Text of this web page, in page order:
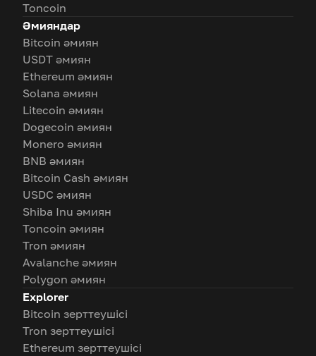
Toncoin
Әмияндар
Bitcoin әмиян
USDT әмиян
Ethereum әмиян
Solana әмиян
Litecoin әмиян
Dogecoin әмиян
Monero әмиян
BNB әмиян
Bitcoin Cash әмиян
USDC әмиян
Shiba Inu әмиян
Toncoin әмиян
Tron әмиян
Avalanche әмиян
Polygon әмиян
Explorer
Bitcoin зерттеушісі
Tron зерттеушісі
Ethereum зерттеушісі